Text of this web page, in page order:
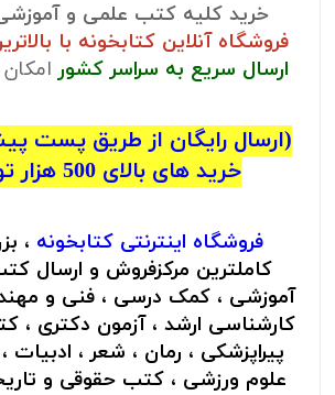
خرید کلیه کتب علمی و
فروشگاه آنلاین کتابخونه با
ارسال سریع به سراسر کشور
(ارسال رایگان از طریق پست
خرید های بالای 500 هزار تومان)
فروشگاه اینترنتی کتابخونه ،
کاملترین مرکزفروش و ارسال
آموزشی ، کمک درسی ، فنی و
کارشناسی ارشد ، آزمون دکتری ،
پیراپزشکی ، رمان ، شعر ، ادبیات
علوم ورزشی ، کتب حقوقی و